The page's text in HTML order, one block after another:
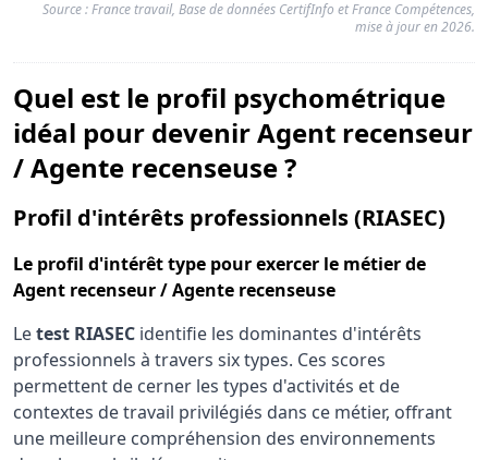
Source : France travail, Base de données CertifInfo et France Compétences,
mise à jour en 2026.
Quel est le profil psychométrique
idéal pour devenir Agent recenseur
/ Agente recenseuse ?
Profil d'intérêts professionnels (RIASEC)
Le profil d'intérêt type pour exercer le métier de
Agent recenseur / Agente recenseuse
Letest RIASEC identifie les dominantes d'intérêts
professionnels à travers six types. Ces scores
permettent de cerner les types d'activités et de
contextes de travail privilégiés dans ce métier, offrant
une meilleure compréhension des environnements